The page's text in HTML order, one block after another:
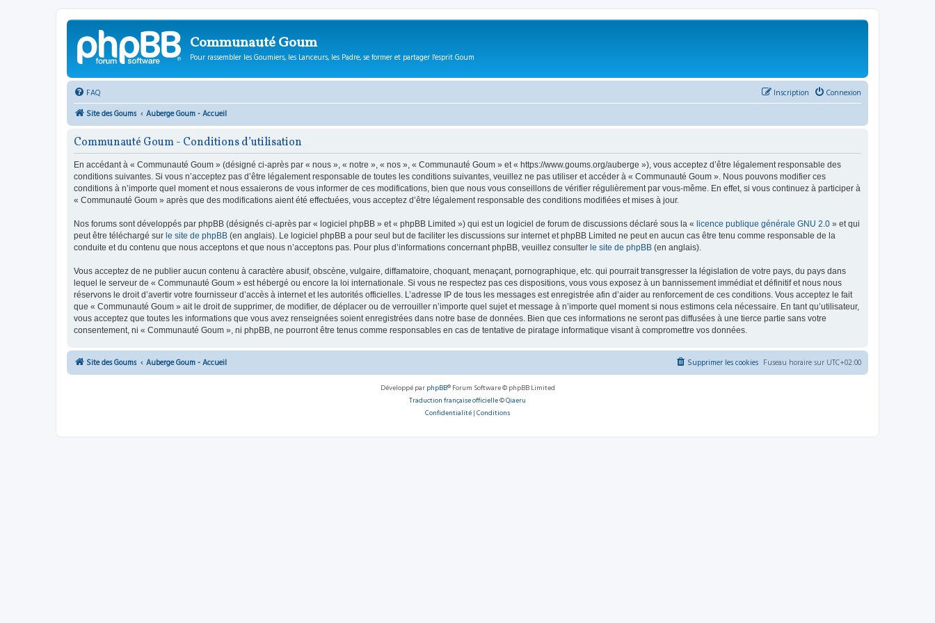
Communauté Goum
Pour rassembler les Goumiers, les Lanceurs, les Padre, se former et partager l'esprit Goum
FAQ Connexion
Inscription
Site des Goums
Auberge Goum - Accueil
Communauté Goum - Conditions d’utilisation
En accédant à « Communauté Goum » (désigné ci-après par « nous », « notre », « nos », « Communauté Goum » et « https://www.goums.org/auberge »), vous acceptez d’être légalement responsable des
conditions suivantes. Si vous n’acceptez pas d’être légalement responsable de toutes les conditions suivantes, veuillez ne pas utiliser et accéder à « Communauté Goum ». Nous pouvons modifier ces
conditions à n’importe quel moment et nous essaierons de vous informer de ces modifications, bien que nous vous conseillons de vérifier régulièrement par vous-même. En effet, si vous continuez à participer à
« Communauté Goum » après que des modifications aient été effectuées, vous acceptez d’être légalement responsable des conditions modifiées et mises à jour.
Nos forums sont développés par phpBB (désignés ci-après par « logiciel phpBB » et « phpBB Limited ») qui est un logiciel de forum de discussions déclaré sous la « licence publique générale GNU 2.0 » et qui
peut être téléchargé sur le site de phpBB (en anglais). Le logiciel phpBB a pour seul but de faciliter les discussions sur internet et phpBB Limited ne peut en aucun cas être tenu comme responsable de la
conduite et du contenu que nous acceptons et que nous n’acceptons pas. Pour plus d’informations concernant phpBB, veuillez consulter le site de phpBB (en anglais).
Vous acceptez de ne publier aucun contenu à caractère abusif, obscène, vulgaire, diffamatoire, choquant, menaçant, pornographique, etc. qui pourrait transgresser la législation de votre pays, du pays dans
lequel le serveur de « Communauté Goum » est hébergé ou encore la loi internationale. Si vous ne respectez pas ces dispositions, vous vous exposez à un bannissement immédiat et définitif et nous nous
réservons le droit d’avertir votre fournisseur d’accès à internet et les autorités officielles. L’adresse IP de tous les messages est enregistrée afin d’aider au renforcement de ces conditions. Vous acceptez le fait
que « Communauté Goum » ait le droit de supprimer, de modifier, de déplacer ou de verrouiller n’importe quel sujet et message à n’importe quel moment si nous estimons cela nécessaire. En tant qu’utilisateur,
vous acceptez que toutes les informations que vous avez renseignées soient enregistrées dans notre base de données. Bien que ces informations ne seront pas diffusées à une tierce partie sans votre
consentement, ni « Communauté Goum », ni phpBB, ne pourront être tenus comme responsables en cas de tentative de piratage informatique visant à compromettre vos données.
Site des Goums Auberge Goum - Accueil Fuseau horaire sur UTC+02:00
Supprimer les cookies
Développé par phpBB® Forum Software © phpBB Limited
Traduction française officielle©Qiaeru
Confidentialité | Conditions